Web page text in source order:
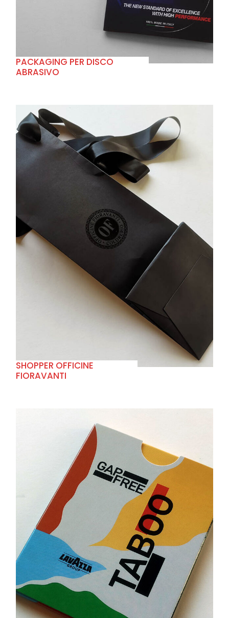
PACKAGING PER DISCO
ABRASIVO
SHOPPER OFFICINE
FIORAVANTI
+